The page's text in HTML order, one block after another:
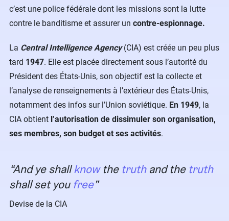
c’est une police fédérale dont les missions sont la lutte
contre le banditisme et assurer un contre-espionnage.
La Central Intelligence Agency (CIA) est créée un peu plus
tard 1947. Elle est placée directement sous l’autorité du
Président des États-Unis, son objectif est la collecte et
l’analyse de renseignements à l’extérieur des États-Unis,
notamment des infos sur l’Union soviétique. En 1949, la
CIA obtient l’autorisation de dissimuler son organisation,
ses membres, son budget et ses activités.
And ye shallknowthe truthand the truth
shall set you free
Devise de la CIA